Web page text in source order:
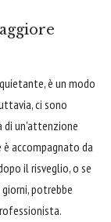
è un modo
ci sono
di un'attenzione
accompagnato da
il risveglio, o se
potrebbe